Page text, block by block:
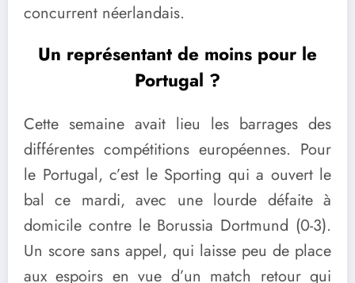
concurrent néerlandais.
Un représentant de moins pour le
Portugal ?
Cette semaine avait lieu les barrages des
différentes compétitions européennes. Pour
le Portugal, c’est le Sporting qui a ouvert le
bal ce mardi, avec une lourde défaite à
domicile contre le Borussia Dortmund (0-3).
Un score sans appel, qui laisse peu de place
aux espoirs en vue d’un match retour qui